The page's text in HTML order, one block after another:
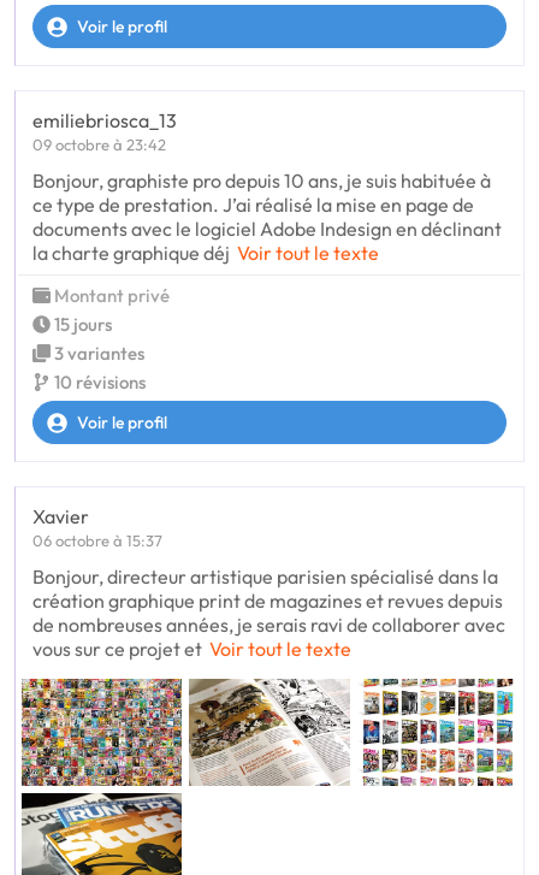
Voir le profil
emiliebriosca_13
09 octobre à 23:42
Bonjour, graphiste pro depuis 10 ans, je suis habituée à
ce type de prestation. J’ai réalisé la mise en page de
documents avec le logiciel Adobe Indesign en déclinant
la charte graphique déj Voir tout le texte
Montant privé
15 jours
3 variantes
10 révisions
Voir le profil
Xavier
06 octobre à 15:37
Bonjour, directeur artistique parisien spécialisé dans la
création graphique print de magazines et revues depuis
de nombreuses années, je serais ravi de collaborer avec
vous sur ce projet et Voir tout le texte